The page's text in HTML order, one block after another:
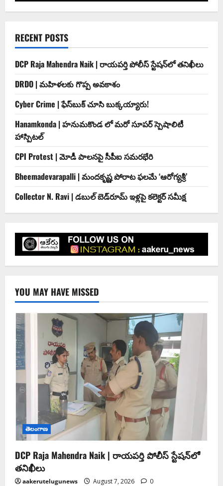
RECENT POSTS
DCP Raja Mahendra Naik | రాయపర్తి పోలీస్ స్టేషన్‌లో తనిఖీలు
DRDO | మహిళలకు గొప్ప అవకాశం
Cyber Crime | ఫేస్‌బుక్‌ చూసి బుక్కయ్యారు!
Hanamkonda | హనుమకొండ లో మరో సూపర్ స్పెషాలిటీ
హాస్పిటల్
CPI Protest | మోడీ పాలనపై సీపీఐ సమరభేరి
Bheemadevarapalli | మందకృష్ణ పోరాట ఫలమే ‘ఆరోగ్యశ్రీ’
Collector N. Ravi | డబుల్ బెడ్‌రూమ్ ఇళ్లపై కలెక్టర్ సమీక్ష
YOU MAY HAVE MISSED
తెలంగాణ
DCP Raja Mahendra Naik | రాయపర్తి పోలీస్ స్టేషన్‌లో
తనిఖీలు
aakerutelugunews August 7, 2026 0